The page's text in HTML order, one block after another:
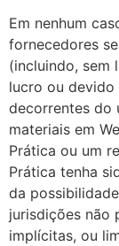
Em nenhum
fornecedores
(incluindo, sem
lucro ou
decorrentes do
materiais em
Prática ou um
Prática tenha
da
jurisdições não
implícitas, ou